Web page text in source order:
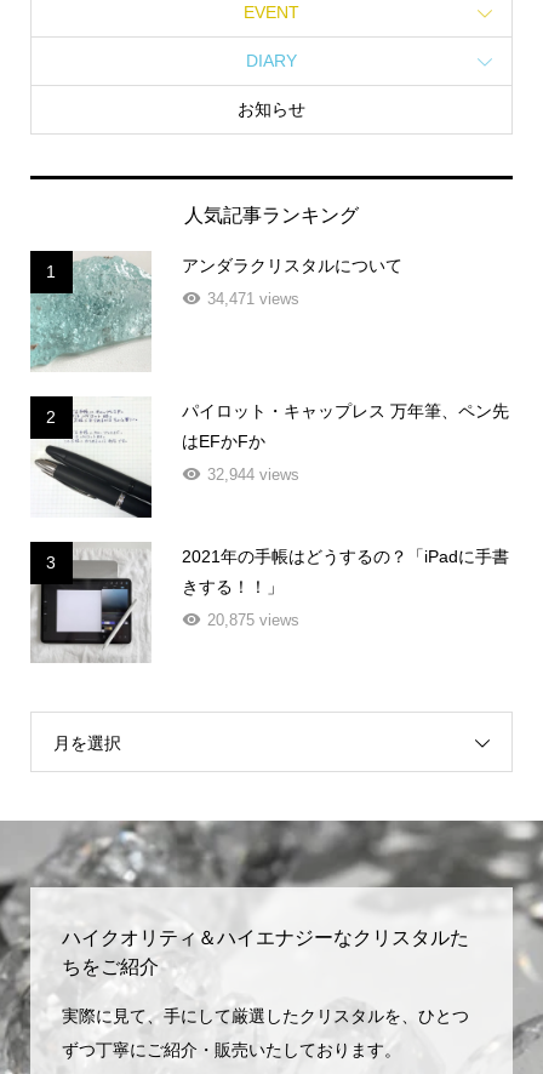
EVENT
DIARY
お知らせ
人気記事ランキング
1 アンダラクリスタルについて
34,471 views
2
パイロット・キャップレス 万年筆、ペン先
はEFかFか
32,944 views
3
2021年の手帳はどうするの？「iPadに手書
きする！！」
20,875 views
月を選択
ハイクオリティ＆ハイエナジーなクリスタルた
ちをご紹介
実際に見て、手にして厳選したクリスタルを、ひとつ
ずつ丁寧にご紹介・販売いたしております。